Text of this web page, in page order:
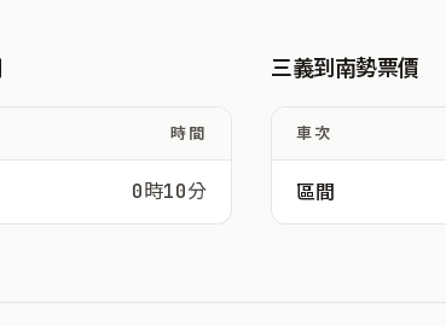
時間
0時10分
三義到南勢票價
車次
區間